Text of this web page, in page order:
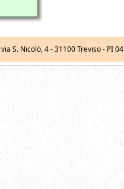
via S. Nicolò, 4-31100 Treviso - PI